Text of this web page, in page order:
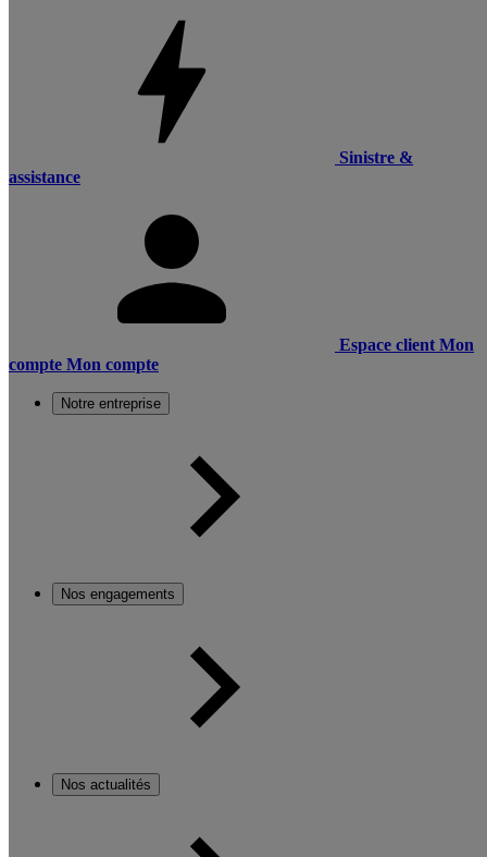
Sinistre &
assistance
Espace client Mon
compte Mon compte
Notre entreprise
Nos engagements
Nos actualités